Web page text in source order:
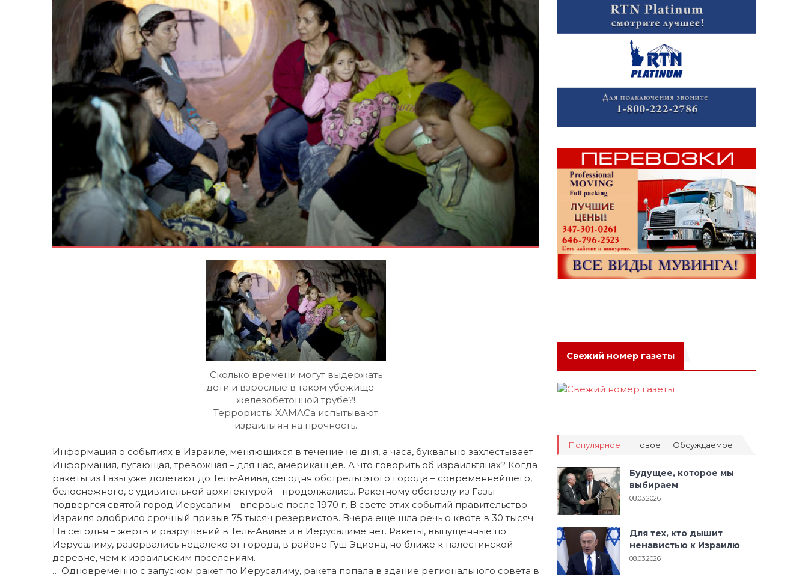
Сколько времени могут выдержать
дети и взрослые в таком убежище —
железобетонной трубе?!
Террористы ХАМАСа испытывают
израильтян на прочность.
Информация о событиях в Израиле, меняющихся в течение не дня, а часа, буквально захлестывает.
Информация, пугающая, тревожная – для нас, американцев. А что говорить об израильтянах? Когда
ракеты из Газы уже долетают до Тель-Авива, сегодня обстрелы этого города – современнейшего,
белоснежного, с удивительной архитектурой – продолжались. Ракетному обстрелу из Газы
подвергся святой город Иерусалим – впервые после 1970 г. В свете этих событий правительство
Израиля одобрило срочный призыв 75 тысяч резервистов. Вчера еще шла речь о квоте в 30 тысяч.
На сегодня – жертв и разрушений в Тель-Авиве и в Иерусалиме нет. Ракеты, выпущенные по
Иерусалиму, разорвались недалеко от города, в районе Гуш Эциона, но ближе к палестинской
деревне, чем к израильским поселениям.
… Одновременно с запуском ракет по Иерусалиму, ракета попала в здание регионального совета в
Свежий номер газеты
Популярное Новое Обсуждаемое
Будущее, которое мы
выбираем
08.03.2026
Для тех, кто дышит
ненавистью к Израилю
08.03.2026